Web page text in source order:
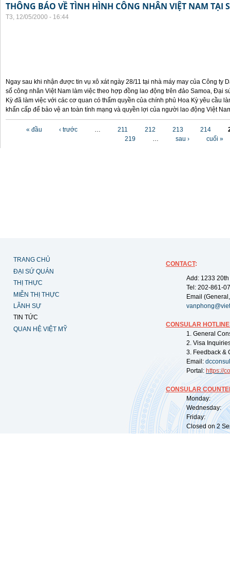
THÔNG BÁO VỀ TÌNH HÌNH CÔNG NHÂN VIỆT NAM TẠI
T3, 12/05/2000 - 16:44
Ngay sau khi nhận được tin vụ xô xát ngày 28/11 tại nhà máy may của Công ty
số công nhân Việt Nam làm việc theo hợp đồng lao động trên đảo Samoa, Đại
Kỳ đã làm việc với các cơ quan có thẩm quyền của chính phủ Hoa Kỳ yêu cầu
khẩn cấp để bảo vệ an toàn tính mạng và quyền lợi của người lao động Việt
« đầu ‹ trước … 211 212 213 214
219
… sau › cuối »
TRANG CHỦ
ĐẠI SỨ QUÁN
THỊ THỰC
MIỄN THỊ THỰC
LÃNH SỰ
TIN TỨC
QUAN HỆ VIỆT MỸ
CONTACT:
Add: 1233
Tel: 202-861-
Email
CONSULAR
1. General
2. Visa
3. Feedback &
Email:
Portal: https://
CONSULAR
Monday:
Wednesday:
Friday:
Closed on 2